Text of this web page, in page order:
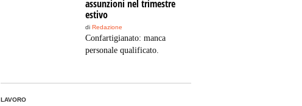
assunzioni nel trimestre
estivo
di Redazione
Confartigianato: manca
personale qualificato.
LAVORO